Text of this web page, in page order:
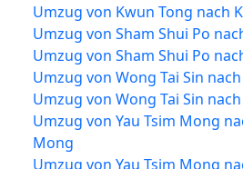
Umzug von Kwun Tong nach
Umzug von Sham Shui Po
Umzug von Sham Shui Po
Umzug von Wong Tai Sin
Umzug von Wong Tai Sin
Umzug von Yau Tsim Mong
Mong
Umzug von Yau Tsim Mong